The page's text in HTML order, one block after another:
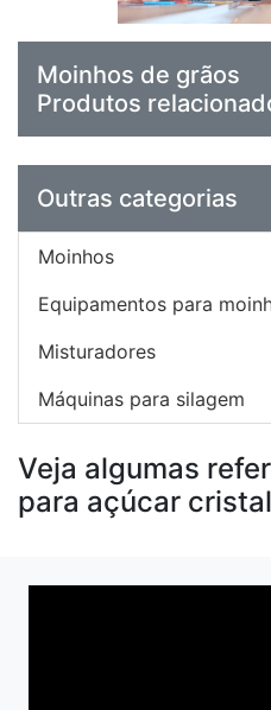
Moinhos de grãos
Produtos
Outras categorias
Moinhos
Equipamentos para
Misturadores
Máquinas para silagem
Veja algumas
para açúcar